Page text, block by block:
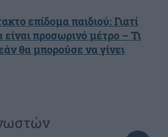
επίδομα παιδιού: Γιατί
προσωρινό μέτρο – Τι
θα μπορούσε να γίνει